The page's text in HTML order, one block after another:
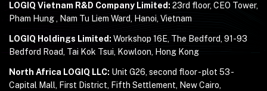
LOGIQ Vietnam R&D Company Limited: 23rd floor, CEO Tower,
Pham Hung , Nam Tu Liem Ward, Hanoi, Vietnam
LOGIQ Holdings Limited: Workshop 16E, The Bedford, 91-93
Bedford Road, Tai Kok Tsui, Kowloon, Hong Kong
North Africa LOGIQ LLC: Unit G26, second floor - plot 53 -
Capital Mall, First District, Fifth Settlement, New Cairo,